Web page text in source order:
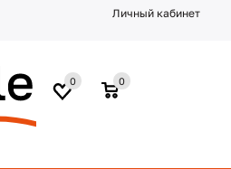
Личный кабинет
0
0